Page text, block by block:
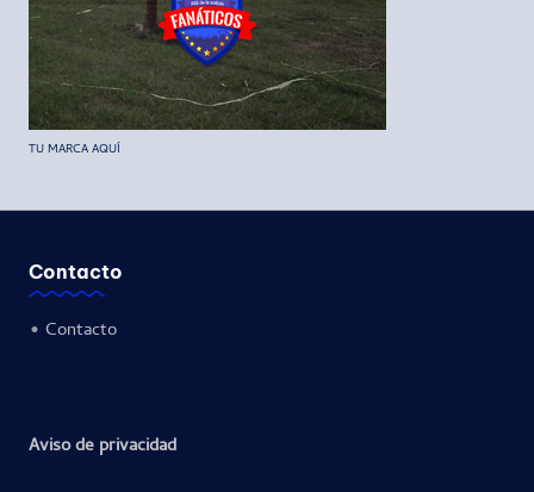
TU MARCA AQUÍ
Contacto
• Contacto
Aviso de privacidad